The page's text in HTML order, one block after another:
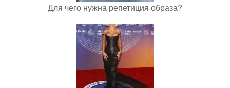
Для чего нужна репетиция образа?